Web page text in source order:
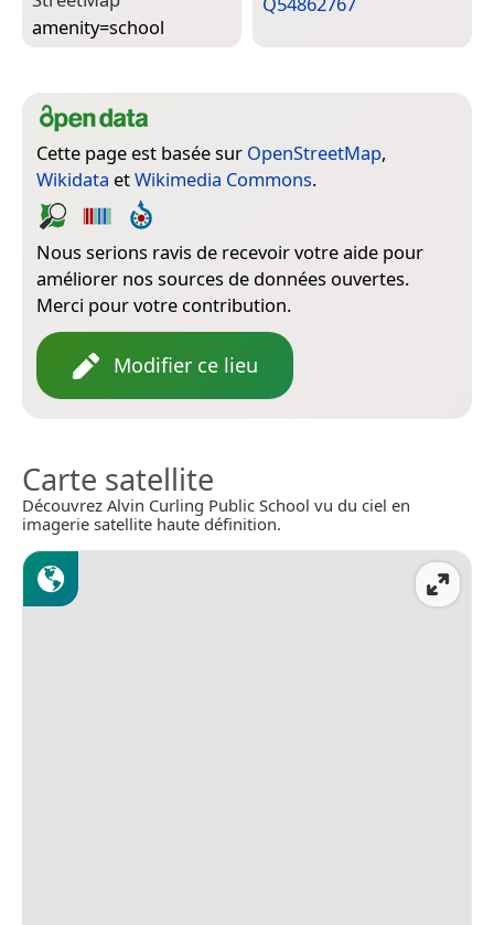
amenity=­school
Cette page est basée sur OpenStreetMap,
Wikidata etWikimedia Commons.
Nous serions ravis de recevoir votre aide pour
améliorer nos sources de données ouvertes.
Merci pour votre contribution.
Modifier ce lieu
Carte satellite
Découvrez Alvin Curling Public School vu du ciel en
imagerie satellite haute définition.